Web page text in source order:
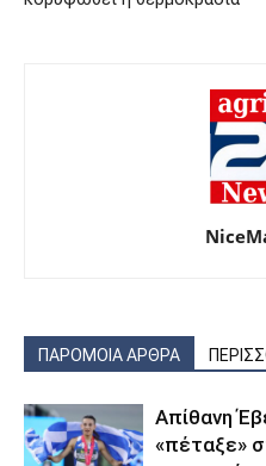
ΠΑΡΟΜΟΙΑ ΑΡΘΡΑ
Απίθανη
«πέταξε»